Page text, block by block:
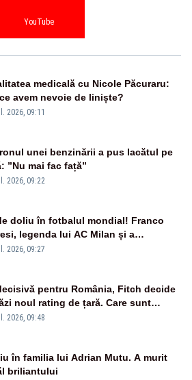
YouTube
medicală cu Nicole Păcuraru:
avem nevoie de liniște?
2026, 09:11
unei benzinării a pus lacătul pe
”Nu mai fac față”
2026, 09:22
doliu în fotbalul mondial! Franco
legenda lui AC Milan și a
Italiei, a murit
2026, 09:27
pentru România, Fitch decide
noul rating de țară. Care sunt
retrogradării la categoria „junk”
2026, 09:48
în familia lui Adrian Mutu. A murit
briliantului